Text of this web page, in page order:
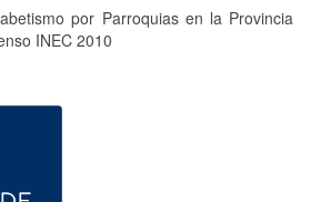
por Parroquias en la Provincia
INEC 2010